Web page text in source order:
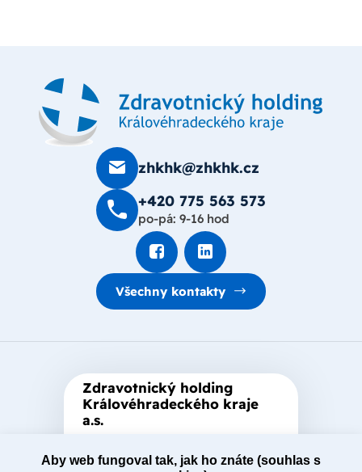
zhkhk@zhkhk.cz
+420 775 563 573
po-pá: 9-16 hod
Všechny kontakty
Zdravotnický holding
Královéhradeckého kraje
a.s.
založená Královéhradeckým
Aby web fungoval tak, jak ho znáte (souhlas s